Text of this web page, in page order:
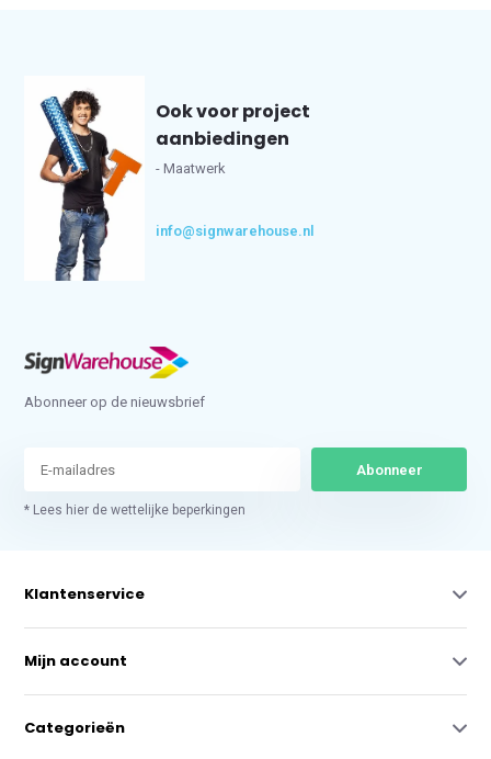
Ook voor project
aanbiedingen
- Maatwerk
info@signwarehouse.nl
Abonneer op de nieuwsbrief
Abonneer
* Lees hier de wettelijke beperkingen
Klantenservice
Mijn account
Categorieën